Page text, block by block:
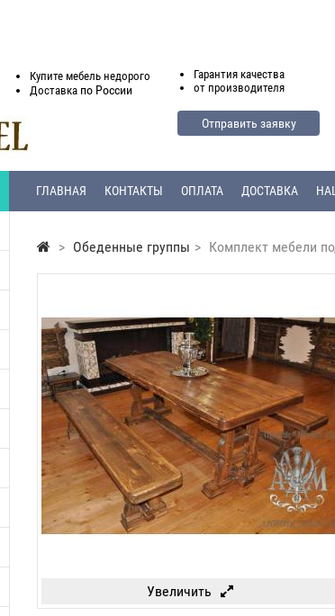
Купите мебель недорого
Доставка по России
Гарантия качества
от производителя
Отправить заявку
ГЛАВНАЯ КОНТАКТЫ ОПЛАТА ДОСТАВКА
> Обеденные группы > Комплект мебели
Увеличить